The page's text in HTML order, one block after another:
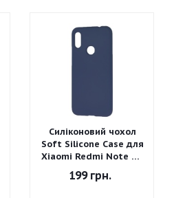
Силіконовий чохол
Soft Silicone Case для
Xiaomi Redmi Note 7 -
Graphite Gray
199грн.